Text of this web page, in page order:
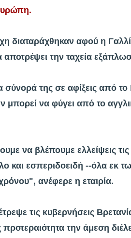
διαταράχθηκαν αφού η
την ταχεία
σύνορά της σε αφίξεις από
μπορεί να φύγει από το
να βλέπουμε ελλείψεις
και εσπεριδοειδή --όλα εκ
ανέφερε η εταιρία.
τις κυβερνήσεις
την άμεση